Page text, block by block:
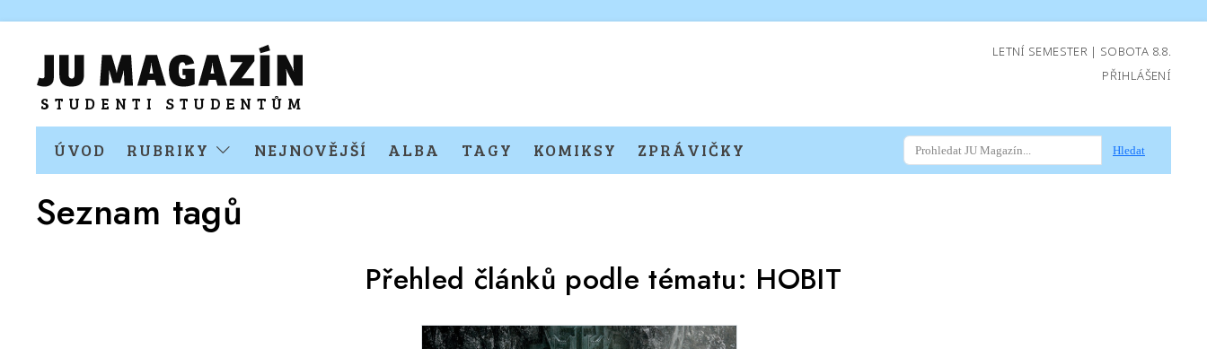
LETNÍ SEMESTER | SOBOTA 8.8.
PŘIHLÁŠENÍ
ÚVOD RUBRIKY NEJNOVĚJŠÍ ALBA TAGY KOMIKSY ZPRÁVIČKY Hledat
Seznam tagů
Přehled článků podle tématu: HOBIT